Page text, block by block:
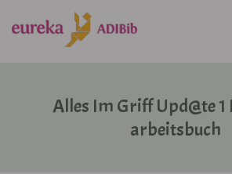
Alles Im Griff Upd@te 1
arbeitsbuch